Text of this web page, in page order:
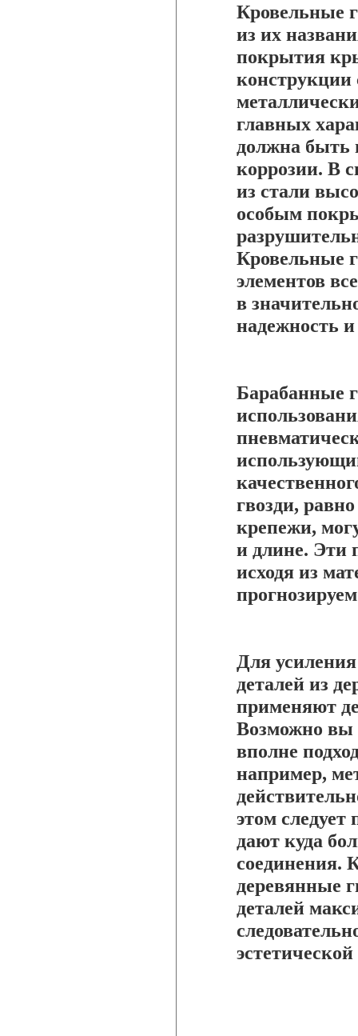
Кровельные
из их
покрытия
конструкции
главных
должна быть
коррозии. В
из стали
особым
Кровельные
элементов
в
надежность и
Барабанные
гвозди,
крепежи,
и длине. Эти
исходя из
Для
деталей из
применяют
Возможно вы
вполне
например,
этом
дают куда
соединения.
деревянные
деталей